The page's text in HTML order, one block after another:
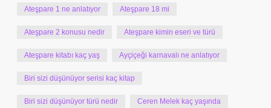
Ateşpare 1 ne anlatıyor Ateşpare 18 mi
Ateşpare 2 konusu nedir Ateşpare kimin eseri ve türü
Ateşpare kitabı kaç yaş Ayçiçeği karnavalı ne anlatıyor
Biri sizi düşünüyor serisi kaç kitap
Biri sizi düşünüyor türü nedir Ceren Melek kaç yaşında